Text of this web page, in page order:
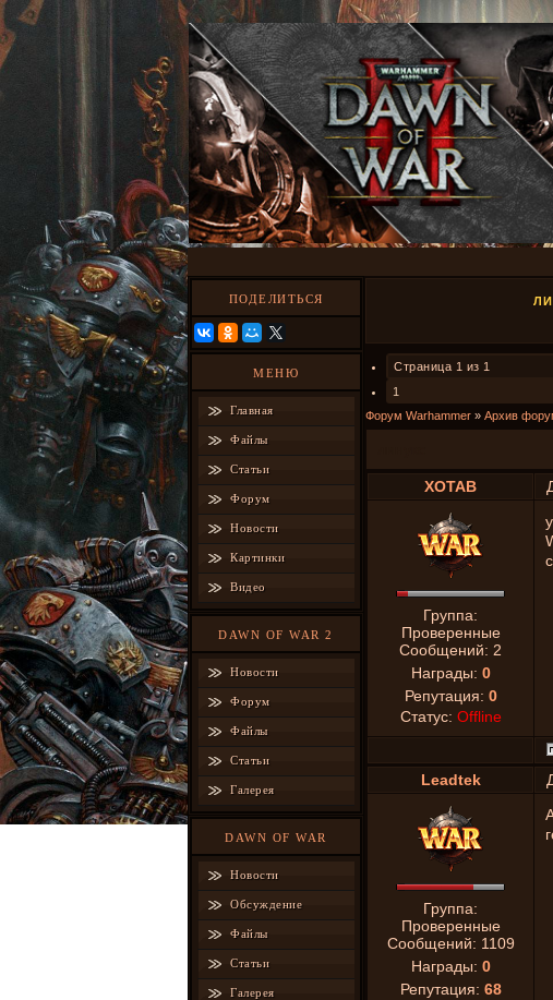
ПОДЕЛИТЬСЯ
МЕНЮ
Главная
Файлы
Статьи
Форум
Новости
Картинки
Видео
DAWN OF WAR 2
Новости
Форум
Файлы
Статьи
Галерея
DAWN OF WAR
Новости
Обсуждение
Файлы
Статьи
Галерея
Страница 1 из 1
1
Форум Warhammer » Архив
XOTAB
Группа:
Проверенные
Сообщений: 2
Награды: 0
Репутация: 0
Статус: Offline
Leadtek
Группа:
Проверенные
Сообщений: 1109
Награды: 0
Репутация: 68